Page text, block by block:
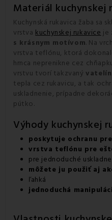
Materiál kuchynskej
Kuchynská rukavica žaba sa
vrstva kuchynskej rukavice je
s krásnym motívom. Na
vrstva teflónu, ktorá
hrnca neprenikne cez
vrstvu tvorí takzvaný vatelín
tepla cez rukavicu, a tak
uskladnenie, prípadne
pútko.
Výhody kuchynskej
poskytuje ochranu
vrstva teflónu pre
pre jednoduché
môžete ju použiť aj
ľahká
jednoduchá